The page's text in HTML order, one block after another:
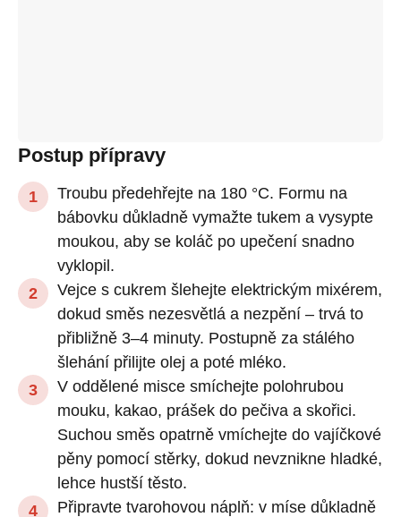
Postup přípravy
Troubu předehřejte na 180 °C. Formu na
bábovku důkladně vymažte tukem a vysypte
moukou, aby se koláč po upečení snadno
vyklopil.
Vejce s cukrem šlehejte elektrickým mixérem,
dokud směs nezesvětlá a nezpění – trvá to
přibližně 3–4 minuty. Postupně za stálého
šlehání přilijte olej a poté mléko.
V oddělené misce smíchejte polohrubou
mouku, kakao, prášek do pečiva a skořici.
Suchou směs opatrně vmíchejte do vajíčkové
pěny pomocí stěrky, dokud nevznikne hladké,
lehce hustší těsto.
Připravte tvarohovou náplň: v míse důkladně